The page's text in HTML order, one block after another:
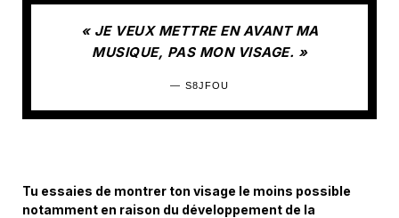
« JE VEUX METTRE EN AVANT MA
MUSIQUE, PAS MON VISAGE. »
S8JFOU
Tu essaies de montrer ton visage le moins possible
notamment en raison du développement de la